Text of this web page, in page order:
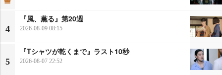
4
『風、薫る』第20週
2026-08-09 08:15
5
『Tシャツが乾くまで』ラスト10秒
2026-08-07 22:52